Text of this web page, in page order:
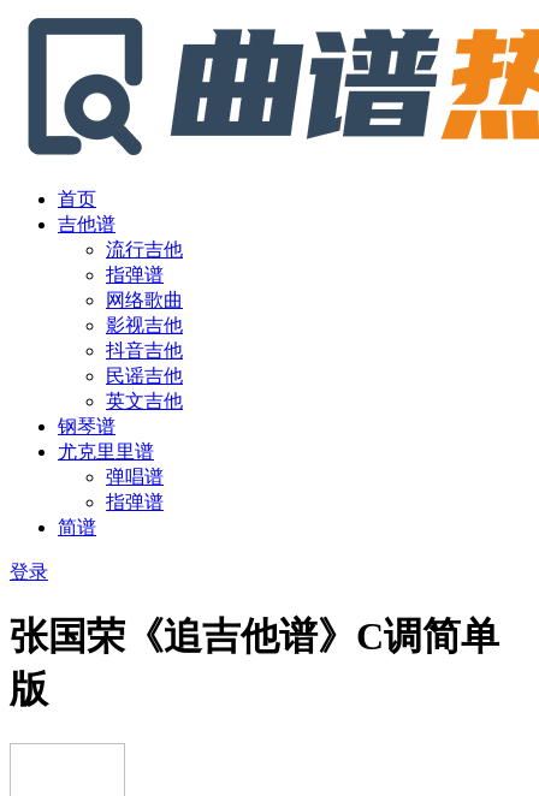
首页
吉他谱
流行吉他
指弹谱
网络歌曲
影视吉他
抖音吉他
民谣吉他
英文吉他
钢琴谱
尤克里里谱
弹唱谱
指弹谱
简谱
登录
张国荣《追吉他谱》C调简单
版